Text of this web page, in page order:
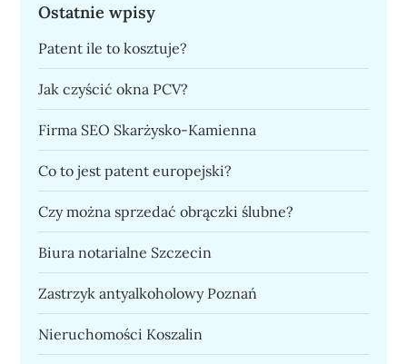
Ostatnie wpisy
Patent ile to kosztuje?
Jak czyścić okna PCV?
Firma SEO Skarżysko-Kamienna
Co to jest patent europejski?
Czy można sprzedać obrączki ślubne?
Biura notarialne Szczecin
Zastrzyk antyalkoholowy Poznań
Nieruchomości Koszalin